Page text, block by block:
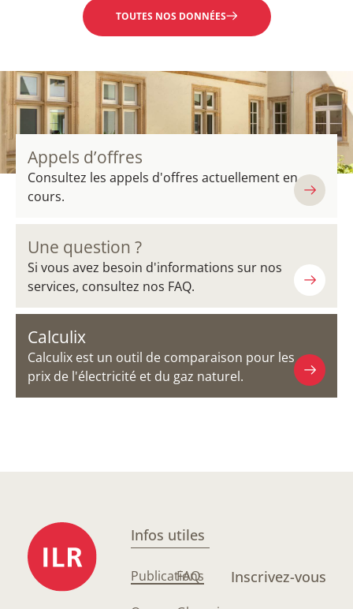
TOUTES NOS DONNÉES
Appels d’offres
Consultez les appels d'offres actuellement en
cours.
Une question ?
Si vous avez besoin d'informations sur nos
services, consultez nos FAQ.
Calculix
Calculix est un outil de comparaison pour les
prix de l'électricité et du gaz naturel.
Infos utiles
Publications
FAQ Inscrivez-vous